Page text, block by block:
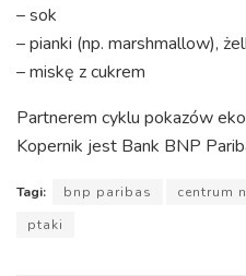
– sok
– pianki (np. marshmallow),
– miskę z cukrem
Partnerem cyklu pokazów
Kopernik jest Bank BNP
Tagi: bnp paribas centrum
ptaki